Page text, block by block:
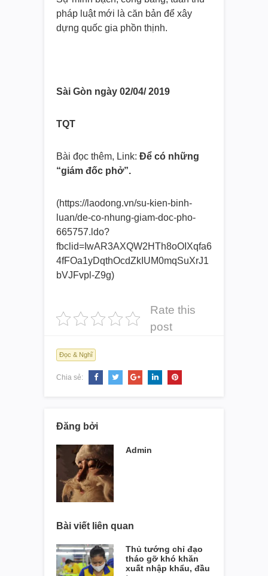
pháp luật mới là căn bản để xây
dựng quốc gia phồn thịnh.
Sài Gòn ngày 02/04/ 2019
TQT
Bài đọc thêm, Link: Để có những
“giám đốc phở”.
(https://laodong.vn/su-kien-binh-
luan/de-co-nhung-giam-doc-pho-
665757.ldo?
fbclid=IwAR3AXQW2HTh8oOIXqfa6
4fFOa1yDqthOcdZkIUM0mqSuXrJ1
bVJFvpl-Z9g)
Rate this
post
Đọc & Nghĩ
Chia sẻ:
Đăng bởi
Admin
Bài viết liên quan
Thủ tướng chỉ đạo
tháo gỡ khó khăn
xuất nhập khẩu, đầu